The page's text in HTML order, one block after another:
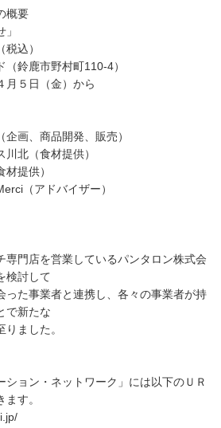
概要
込）
鈴鹿市野村町110-4）
５日（金）から
画、商品開発、販売）
北（食材提供）
提供）
（アドバイザー）
門店を営業しているパンタロン株式会
検討して
た事業者と連携し、各々の事業者が持
で新たな
ました。
ョン・ネットワーク」には以下のＵＲ
す。